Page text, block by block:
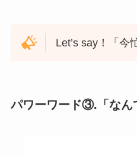
Let’s say！「今
パワーワード③.「なん